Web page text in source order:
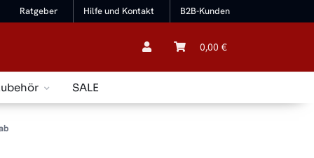
Ratgeber Hilfe und Kontakt B2B-Kunden
0,00 €
SALE